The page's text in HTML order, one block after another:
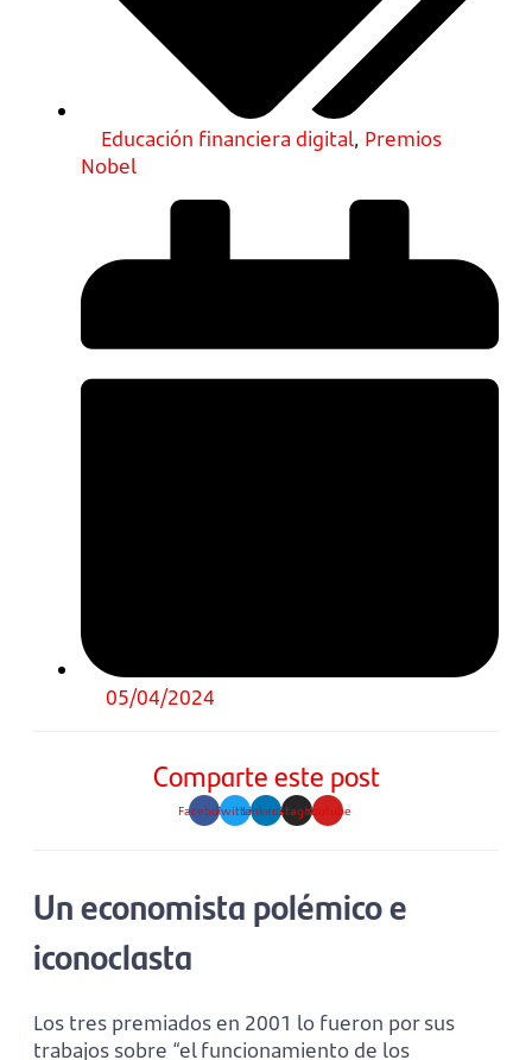
Educación financiera digital, Premios
Nobel
05/04/2024
Comparte este post
FacebookTwitterLinkedinInstagramYoutube
Un economista polémico e
iconoclasta
Los tres premiados en 2001 lo fueron por sus
trabajos sobre “el funcionamiento de los